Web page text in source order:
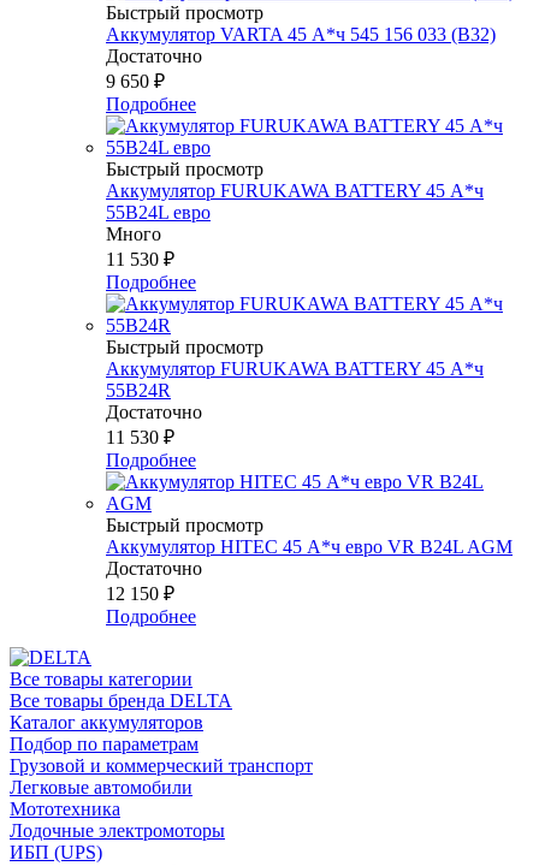
Быстрый просмотр
Аккумулятор VARTA 45 А*ч 545 156 033 (B32)
Достаточно
9 650 ₽
Подробнее
Быстрый просмотр
Аккумулятор FURUKAWA BATTERY 45 А*ч
55B24L евро
Много
11 530 ₽
Подробнее
Быстрый просмотр
Аккумулятор FURUKAWA BATTERY 45 А*ч
55B24R
Достаточно
11 530 ₽
Подробнее
Быстрый просмотр
Аккумулятор HITEC 45 А*ч евро VR B24L AGM
Достаточно
12 150 ₽
Подробнее
Все товары категории
Все товары бренда DELTA
Каталог аккумуляторов
Подбор по параметрам
Грузовой и коммерческий транспорт
Легковые автомобили
Мототехника
Лодочные электромоторы
ИБП (UPS)